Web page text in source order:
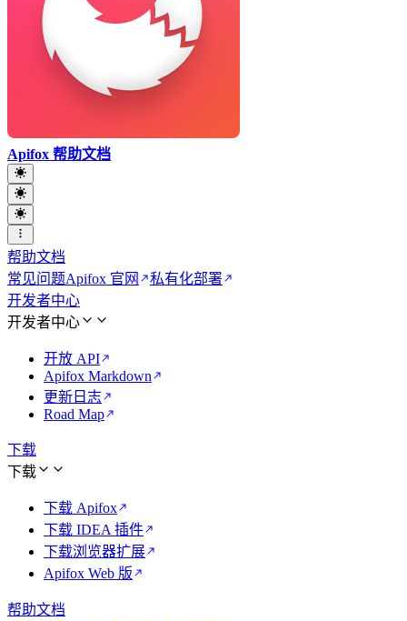
Apifox 帮助文档
帮助文档
常见问题Apifox 官网
私有化部署
开发者中心
开发者中心
开放 API
Apifox Markdown
更新日志
Road Map
下载
下载
下载 Apifox
下载 IDEA 插件
下载浏览器扩展
Apifox Web 版
帮助文档